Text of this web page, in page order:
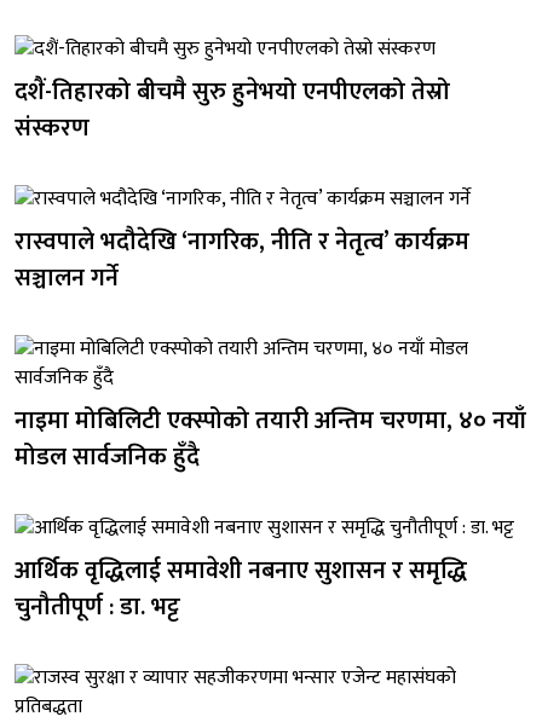
दशैं-तिहारको बीचमै सुरु हुनेभयो एनपीएलको तेस्रो
संस्करण
रास्वपाले भदौदेखि ‘नागरिक, नीति र नेतृत्व’ कार्यक्रम
सञ्चालन गर्ने
नाइमा मोबिलिटी एक्स्पोको तयारी अन्तिम चरणमा, ४० नयाँ
मोडल सार्वजनिक हुँदै
आर्थिक वृद्धिलाई समावेशी नबनाए सुशासन र समृद्धि
चुनौतीपूर्ण : डा. भट्ट